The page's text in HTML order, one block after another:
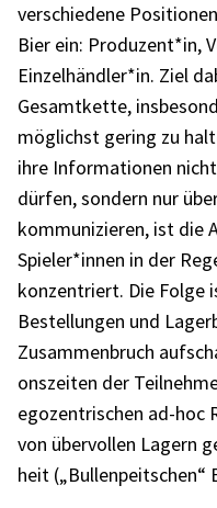
verschie­dene
Bier ein: Produzent*in,
Einzelhändler*in. Ziel
Gesamt­kette,
möglichst gering zu
ihre Infor­ma­tio­nen
dürfen, sondern nur
kommu­ni­zie­ren, ist die
Spieler*innen in der
konzen­triert. Die Folge
Bestel­lun­gen und
Zusam­men­bruch
ons­zei­ten der
egozen­tri­schen ad-hoc
von über­vol­len Lagern
heit („Bullen­peit­schen“